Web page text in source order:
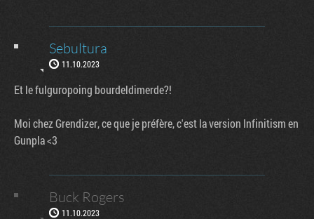
Sebultura
11.10.2023
Et le fulguropoing bourdeldimerde?!
Moi chez Grendizer, ce que je préfère, c'est la version Infinitism en
Gunpla <3
Buck Rogers
11.10.2023